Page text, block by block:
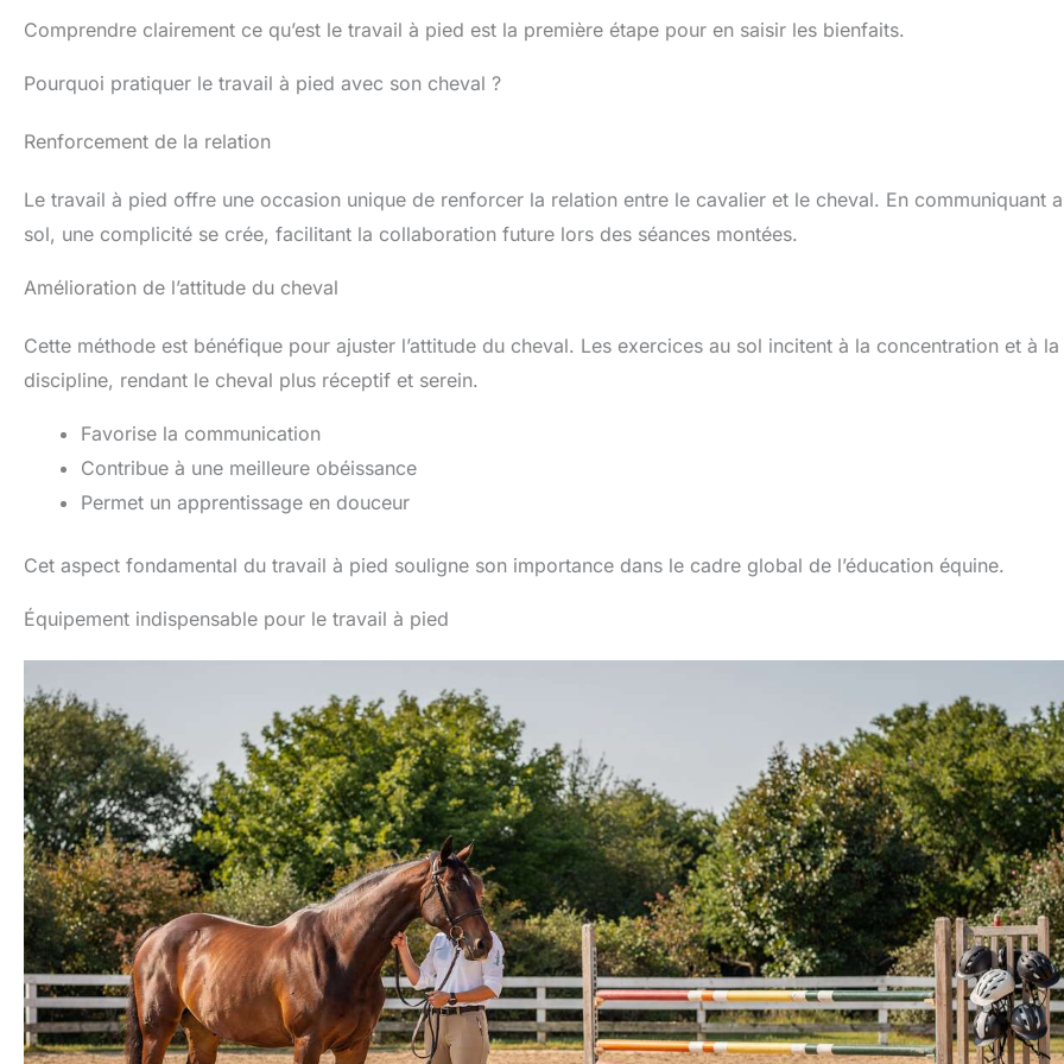
Comprendre clairement ce qu’est le travail à pied est la première étape pour en saisir les bienfaits.
Pourquoi pratiquer le travail à pied avec son cheval ?
Renforcement de la relation
Le travail à pied offre une occasion unique de renforcer la relation entre le cavalier et le cheval. En communiquant
sol, une complicité se crée, facilitant la collaboration future lors des séances montées.
Amélioration de l’attitude du cheval
Cette méthode est bénéfique pour ajuster l’attitude du cheval. Les exercices au sol incitent à la concentration et à la
discipline, rendant le cheval plus réceptif et serein.
Favorise la communication
Contribue à une meilleure obéissance
Permet un apprentissage en douceur
Cet aspect fondamental du travail à pied souligne son importance dans le cadre global de l’éducation équine.
Équipement indispensable pour le travail à pied